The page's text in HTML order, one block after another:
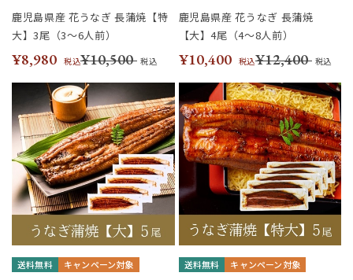
鹿児島県産 花うなぎ 長蒲焼【特
大】3尾（3～6人前）
¥8,980 税込¥10,500 税込
鹿児島県産 花うなぎ 長蒲焼
【大】4尾（4～8人前）
¥10,400 税込¥12,400 税込
送料無料 キャンペーン対象 送料無料 キャンペーン対象